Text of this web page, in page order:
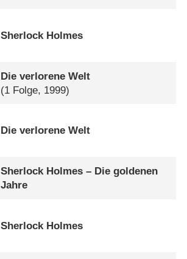
Sherlock Holmes
Die verlorene Welt
(1 Folge, 1999)
Die verlorene Welt
Sherlock Holmes – Die goldenen
Jahre
Sherlock Holmes